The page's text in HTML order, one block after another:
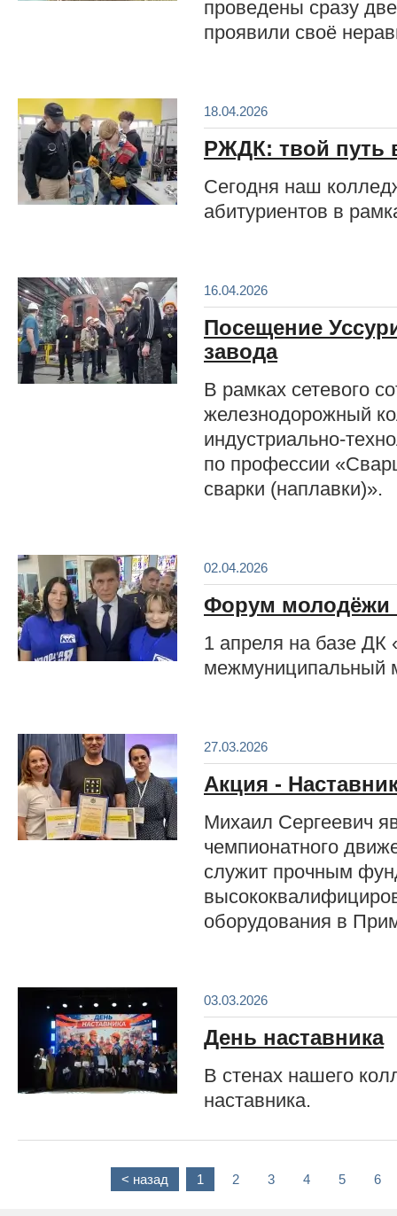
проведены сразу
проявили своё
18.04.2026
РЖДК: твой путь
Сегодня наш
абитуриентов в
16.04.2026
Посещение
завода
В рамках сетевого
железнодорожный
индустриально-
по профессии
сварки (наплавки)».
02.04.2026
Форум молодёжи
1 апреля на базе ДК
межмуниципальный
27.03.2026
Акция -
Михаил Сергеевич
чемпионатного
служит прочным
оборудования в
03.03.2026
День наставника
В стенах нашего
наставника.
< назад 1 2 3 4 5 6